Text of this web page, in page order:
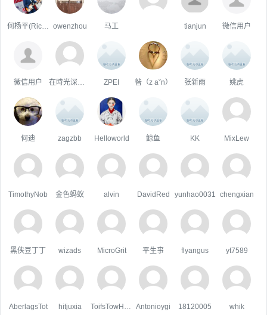
owenzhou 马工 tianjun 微信用户
微信用户 ZPEI 昝（z aˇn） 张新雨 姚虎
何迪 zagzbb Helloworld 鲸鱼 KK MixLew
TimothyNob 金色蚂蚁 alvin DavidRed yunhao0031 chengxian
黑侠豆丁丁 wizads MicroGrit 平生事 flyangus yt7589
AberlagsTot hitjuxia Antonioygi 18120005 whik